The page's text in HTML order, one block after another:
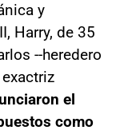
y
Harry, de 35
--heredero
el
como